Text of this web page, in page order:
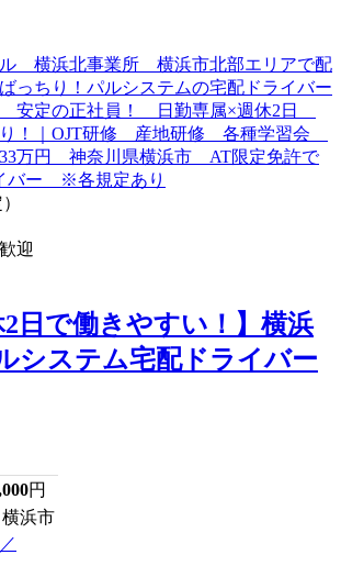
迎
2日で働きやすい！】横浜
システム宅配ドライバー
円
浜市